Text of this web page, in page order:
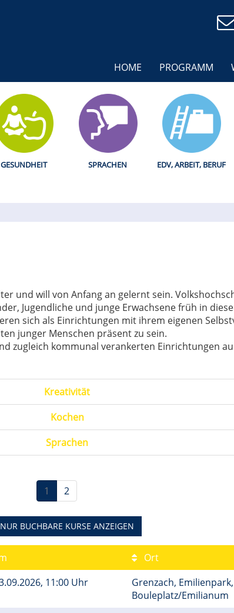
HOME PROGRAMM
GESUNDHEIT SPRACHEN EDV, ARBEIT, BERUF
und will von Anfang an gelernt sein.
Jugendliche und junge Erwachsene früh in
sich als Einrichtungen mit ihrem eigenen
junger Menschen präsent zu sein.
zugleich kommunal verankerten Einrichtungen
Kreativität
Kochen
Sprachen
1 2
NUR BUCHBARE KURSE ANZEIGEN
Ort
11:00 Uhr
Grenzach,
Bouleplatz/Emilianum